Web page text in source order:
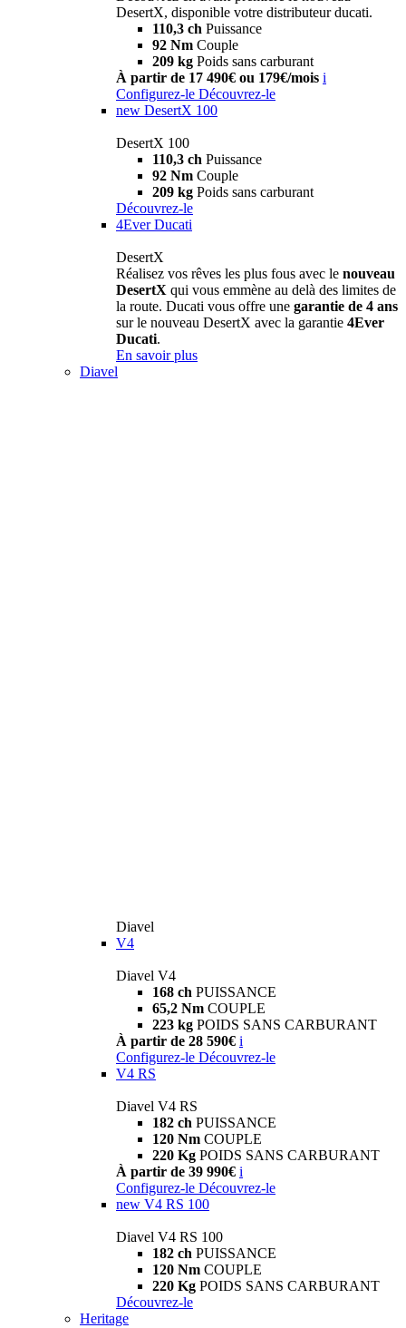
DesertX, disponible votre distributeur ducati.
110,3 ch Puissance
92 Nm Couple
209 kg Poids sans carburant
À partir de 17 490€ ou 179€/mois i
Configurez-le Découvrez-le
new DesertX 100
DesertX 100
110,3 ch Puissance
92 Nm Couple
209 kg Poids sans carburant
Découvrez-le
4Ever Ducati
DesertX
Réalisez vos rêves les plus fous avec le nouveau
DesertX qui vous emmène au delà des limites de
la route. Ducati vous offre une garantie de 4 ans
sur le nouveau DesertX avec la garantie 4Ever
Ducati.
En savoir plus
Diavel
Diavel
V4
Diavel V4
168 ch PUISSANCE
65,2 Nm COUPLE
223 kg POIDS SANS CARBURANT
À partir de 28 590€ i
Configurez-le Découvrez-le
V4 RS
Diavel V4 RS
182 ch PUISSANCE
120 Nm COUPLE
220 Kg POIDS SANS CARBURANT
À partir de 39 990€ i
Configurez-le Découvrez-le
new V4 RS 100
Diavel V4 RS 100
182 ch PUISSANCE
120 Nm COUPLE
220 Kg POIDS SANS CARBURANT
Découvrez-le
Heritage